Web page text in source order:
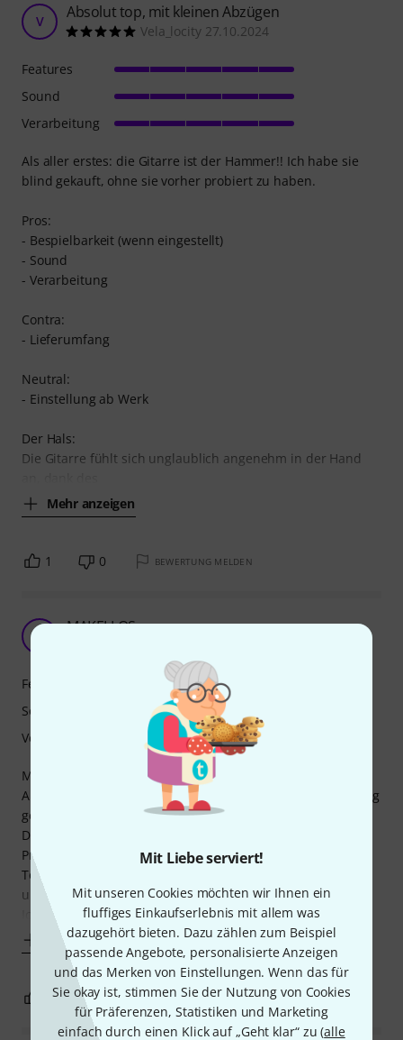
Mit Liebe serviert!
Mit unseren Cookies möchten wir Ihnen ein
fluffiges Einkaufserlebnis mit allem was
dazugehört bieten. Dazu zählen zum Beispiel
passende Angebote, personalisierte Anzeigen
und das Merken von Einstellungen. Wenn das für
Sie okay ist, stimmen Sie der Nutzung von Cookies
für Präferenzen, Statistiken und Marketing
einfach durch einen Klick auf „Geht klar“ zu (alle
V Absolut top, mit kleinen Abzügen
Vela_locity 27.10.2024
Als aller erstes: die Gitarre ist der Hammer!! Ich habe sie
blind gekauft, ohne sie vorher probiert zu haben.
Pros:
- Bespielbarkeit (wenn eingestellt)
- Sound
- Verarbeitung
Contra:
- Lieferumfang
Neutral:
- Einstellung ab Werk
Der Hals:
Die Gitarre fühlt sich unglaublich angenehm in der Hand
Mehr anzeigen
Features
Sound
Verarbeitung
1 0 BEWERTUNG MELDEN
MAKELLOS
Meine Erwartungen wurden mehr als erfüllt.
Aus der Box gut spielbar. Traumhafter Hals, die Bundierung
geht kaum besser.
Das Halsprofil nicht zu dünn, nicht zu dick, eher C als D.
Praktisch verstimmungsfrei. Tolle Optik. Sehr gute
Tonabnehmer, sehr warm, variabel. Mit 3,9 kg nicht
unbedingt leicht, aber erträglich.
Ich hatte mal ne Suhr für fast das
Mehr anzeigen
Features
Sound
Verarbeitung
0 BEWERTUNG MELDEN